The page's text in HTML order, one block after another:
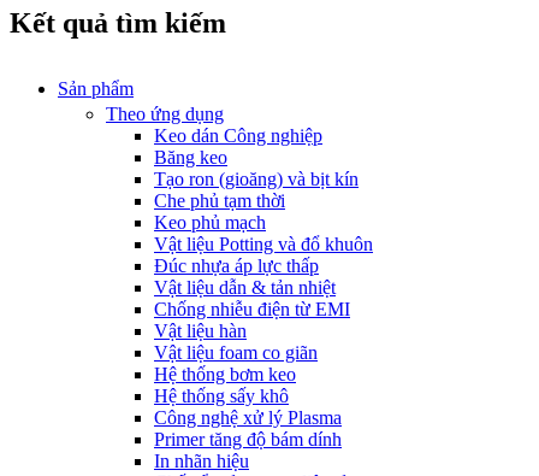
Kết quả tìm kiếm
Sản phẩm
Theo ứng dụng
Keo dán Công nghiệp
Băng keo
Tạo ron (gioăng) và bịt kín
Che phủ tạm thời
Keo phủ mạch
Vật liệu Potting và đổ khuôn
Đúc nhựa áp lực thấp
Vật liệu dẫn & tản nhiệt
Chống nhiễu điện từ EMI
Vật liệu hàn
Vật liệu foam co giãn
Hệ thống bơm keo
Hệ thống sấy khô
Công nghệ xử lý Plasma
Primer tăng độ bám dính
In nhãn hiệu